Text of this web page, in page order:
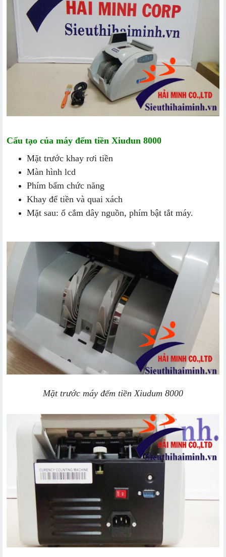
Cấu tạo của máy đếm tiền Xiudun 8000
Mặt trước khay rơi tiền
Màn hình lcd
Phím bấm chức năng
Khay để tiền và quai xách
Mặt sau: ổ cắm dây nguồn, phím bật tắt máy.
Mặt trước máy đếm tiền Xiudum 8000